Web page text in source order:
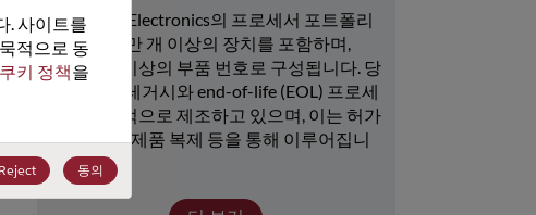
Rochester Electronics의 프로세서 포트폴리
오는 7600만 개 이상의 장치를 포함하며,
15,000개 이상의 부품 번호로 구성됩니다. 당
사는 많은 레거시와 end-of-life (EOL) 프로세
서를 지속적으로 제조하고 있으며, 이는 허가
취득, 뱅크, 제품 복제 등을 통해 이루어집니
다.
. 사이트를
적으로 동
쿠키 정책을
Reject 동의